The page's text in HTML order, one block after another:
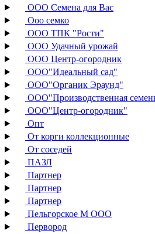
ООО Семена для Вас
Ооо семко
ООО ТПК "Рости"
ООО Удачный урожай
ООО Центр-огородник
ООО"Идеальный сад"
ООО"Органик Эраунд"
ООО"Производственная
ООО"Центр-огородник"
Опт
От корги коллекционные
От соседей
ПАЗЛ
Партнер
Партнер
Партнер
Пельгорское М ООО
Первород